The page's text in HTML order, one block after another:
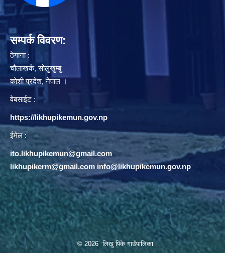
सम्पर्क विवरण:
ठेगाना :
चौलाखर्क, सोलुखुम्बु
काेशी प्रदेश, नेपाल ।
वेबसाईट :
https://likhupikemun.gov.np
ईमेल :
ito.likhupikemun@gmail.com
likhupikerm@gmail.com/info@likhupikemun.gov.np
© 2026 लिखु पिके गाउँपालिका